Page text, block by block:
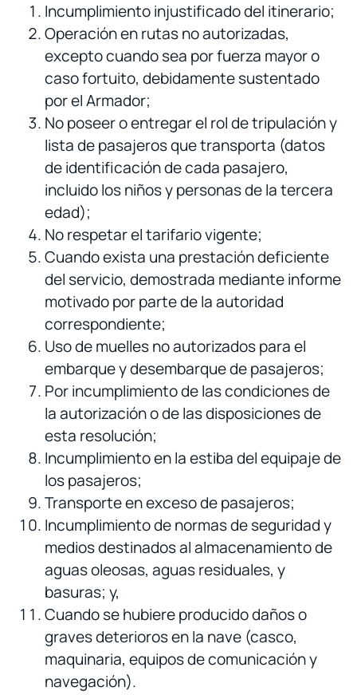
Incumplimiento injustificado del itinerario;
Operación en rutas no autorizadas,
excepto cuando sea por fuerza mayor o
caso fortuito, debidamente sustentado
por el Armador;
No poseer o entregar el rol de tripulación y
lista de pasajeros que transporta (datos
de identificación de cada pasajero,
incluido los niños y personas de la tercera
edad);
No respetar el tarifario vigente;
Cuando exista una prestación deficiente
del servicio, demostrada mediante informe
motivado por parte de la autoridad
correspondiente;
Uso de muelles no autorizados para el
embarque y desembarque de pasajeros;
Por incumplimiento de las condiciones de
la autorización o de las disposiciones de
esta resolución;
Incumplimiento en la estiba del equipaje de
los pasajeros;
Transporte en exceso de pasajeros;
Incumplimiento de normas de seguridad y
medios destinados al almacenamiento de
aguas oleosas, aguas residuales, y
basuras; y,
Cuando se hubiere producido daños o
graves deterioros en la nave (casco,
maquinaria, equipos de comunicación y
navegación).